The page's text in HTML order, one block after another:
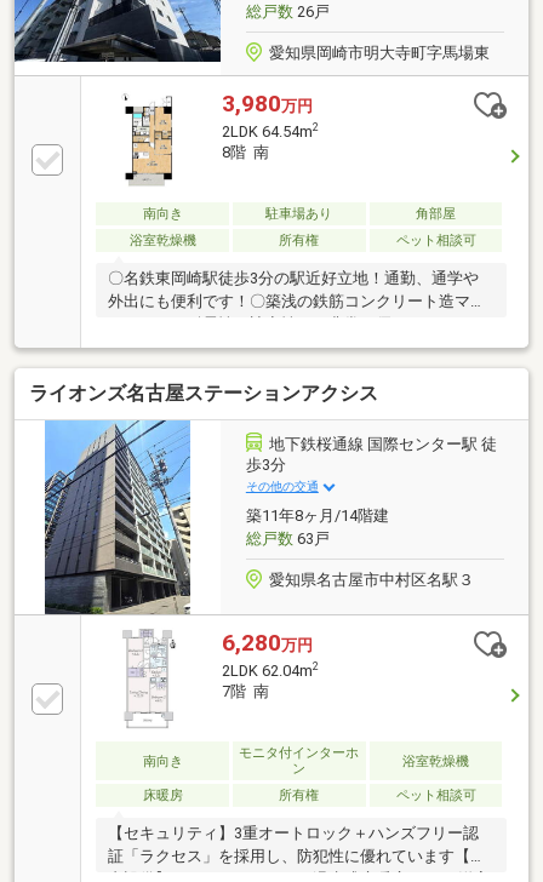
総戸数26戸
愛知県岡崎市明大寺町字馬場東
3,980万円
2LDK 64.54m2
8階 南
南向き 駐車場あり
角部屋
浴室乾燥機
所有権 ペット相談可
〇名鉄東岡崎駅徒歩3分の駅近好立地！通勤、通学や
外出にも便利です！〇築浅の鉄筋コンクリート造マン
す！〇オートロック、防犯カメラ、宅配ボックス完備
でセキュリティも安心です！〇フロアはコーティング
を施工しており、いつまでも綺麗なフローリングを保
つことができます！〇食洗機、浴室乾燥機付きで日々
の生活の助けとなります！〇周辺にスーパー、コンビ
ニ、学校、公園が勢ぞろい！生活利便性がとても高い
です！〇角部屋のため陽当たり・通風・眺望良好で
す！ぜひ内覧で体感ください！〇現地ご内覧をご希望
の際は弊社ナカジツまでお気軽にお問い合わせ下さ
い！
ライオンズ名古屋ステーションアクシス
地下鉄桜通線 国際センター駅 徒
歩3分
その他の交通
築11年8ヶ月/14階建
総戸数63戸
愛知県名古屋市中村区名駅３
6,280万円
2LDK 62.04m2
7階 南
南向き
モニタ付インターホ
ン
浴室乾燥機
床暖房 所有権 ペット相談可
【セキュリティ】3重オートロック＋ハンズフリー認
証「ラクセス」を採用し、防犯性に優れています【室